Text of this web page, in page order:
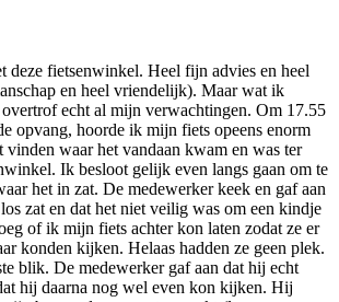
deze fietsenwinkel. Heel fijn advies en heel
en heel vriendelijk). Maar wat ik
overtrof echt al mijn verwachtingen. Om 17.55
opvang, hoorde ik mijn fiets opeens enorm
waar het vandaan kwam en was ter
Ik besloot gelijk even langs gaan om te
het in zat. De medewerker keek en gaf aan
zat en dat het niet veilig was om een kindje
of ik mijn fiets achter kon laten zodat ze er
konden kijken. Helaas hadden ze geen plek.
blik. De medewerker gaf aan dat hij echt
hij daarna nog wel even kon kijken. Hij